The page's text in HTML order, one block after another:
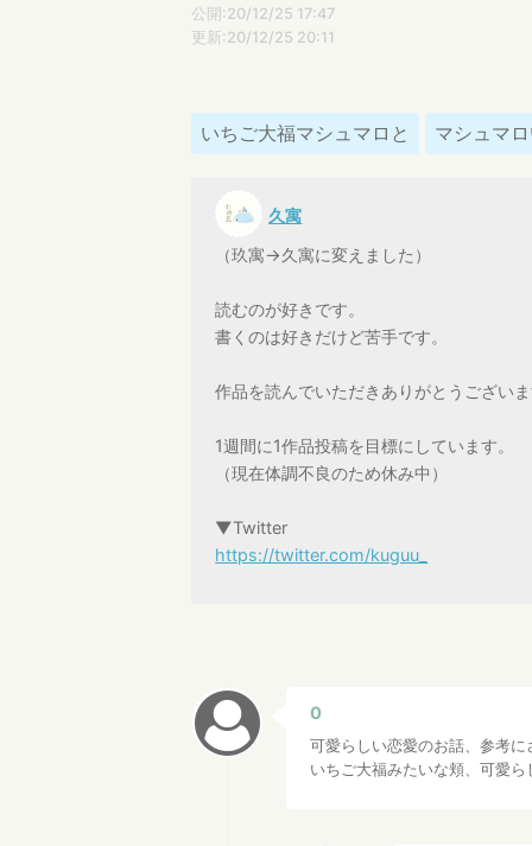
公開:20/12/25 17:47
更新:20/12/25 20:11
いちご大福マシュマロと マシュマ
久寓
（玖寓→久寓に変えました）
読むのが好きです。
書くのは好きだけど苦手です。
作品を読んでいただきありがとうござい
1週間に1作品投稿を目標にしています。
（現在体調不良のため休み中）
▼Twitter
https://twitter.com/kuguu_
0
可愛らしい恋愛のお話、参考
いちご大福みたいな頬、可愛ら